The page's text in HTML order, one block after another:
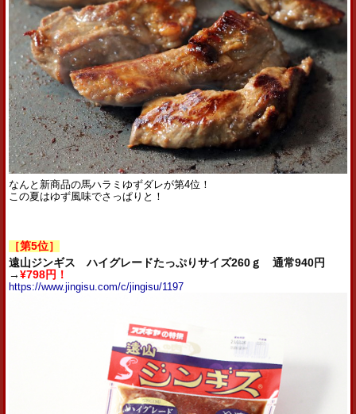
なんと新商品の馬ハラミゆずダレが第4位！
この夏はゆず風味でさっぱりと！
［第5位］
遠山ジンギス ハイグレードたっぷりサイズ260ｇ 通常940円
→¥798円！
https://www.jingisu.com/c/jingisu/1197